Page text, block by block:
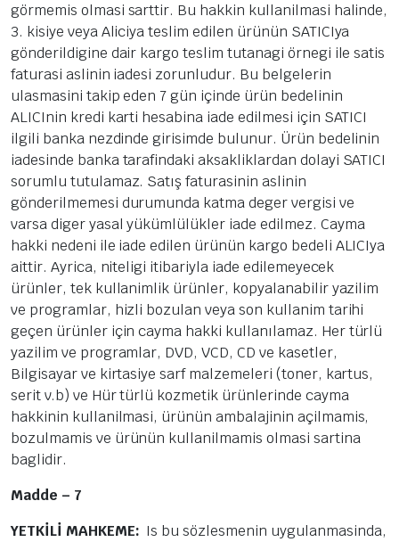
görmemis olmasi sarttir. Bu hakkin kullanilmasi halinde,
3. kisiye veya Aliciya teslim edilen ürünün SATICIya
gönderildigine dair kargo teslim tutanagi örnegi ile satis
faturasi aslinin iadesi zorunludur. Bu belgelerin
ulasmasini takip eden 7 gün içinde ürün bedelinin
ALICInin kredi karti hesabina iade edilmesi için SATICI
ilgili banka nezdinde girisimde bulunur. Ürün bedelinin
iadesinde banka tarafindaki aksakliklardan dolayi SATICI
sorumlu tutulamaz. Satış faturasinin aslinin
gönderilmemesi durumunda katma deger vergisi ve
varsa diger yasal yükümlülükler iade edilmez. Cayma
hakki nedeni ile iade edilen ürünün kargo bedeli ALICIya
aittir. Ayrica, niteligi itibariyla iade edilemeyecek
ürünler, tek kullanimlik ürünler, kopyalanabilir yazilim
ve programlar, hizli bozulan veya son kullanim tarihi
geçen ürünler için cayma hakki kullanılamaz. Her türlü
yazilim ve programlar, DVD, VCD, CD ve kasetler,
Bilgisayar ve kirtasiye sarf malzemeleri (toner, kartus,
serit v.b) ve Hür türlü kozmetik ürünlerinde cayma
hakkinin kullanilmasi, ürünün ambalajinin açilmamis,
bozulmamis ve ürünün kullanilmamis olmasi sartina
baglidir.
Madde – 7
YETKİLİ MAHKEME: Is bu sözlesmenin uygulanmasinda,